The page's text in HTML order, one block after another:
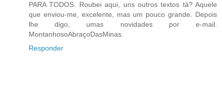
PARA TODOS. Roubei aqui, uns outros textos tá? Aquele
que enviou-me, excelente, mas um pouco grande. Depois
lhe digo, umas novidades por e-mail.
MontanhosoAbraçoDasMinas.
Responder